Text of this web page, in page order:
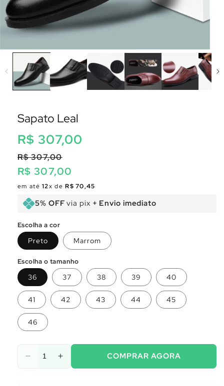
Sapato Leal
Preço
normal
R$ 307,00
Preço
normal
R$ 307,00
Preço
promocional
R$ 307,00
em até12x deR$ 70,45
5% OFF via pix + Envio imediato
Escolha a cor
Preto Marrom
Escolha o tamanho
36 37 38 39 40
41 42 43 44 45
46
Diminuir
a
Aumentar
a
COMPRAR AGORA